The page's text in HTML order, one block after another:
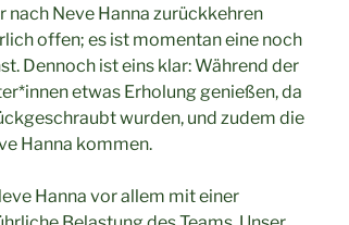
Neve Hanna zurückkehren
offen; es ist momentan eine noch
Dennoch ist eins klar: Während der
etwas Erholung genießen, da
wurden, und zudem die
Hanna kommen.
Hanna vor allem mit einer